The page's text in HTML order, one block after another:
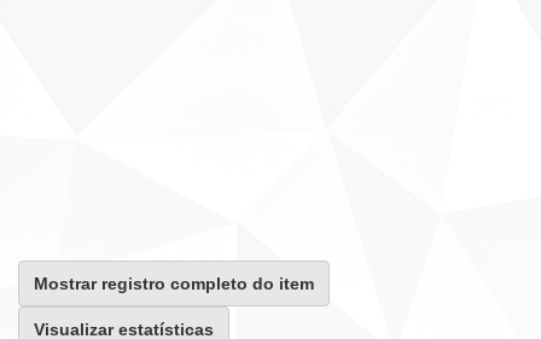
Mostrar registro completo do item
Visualizar estatísticas